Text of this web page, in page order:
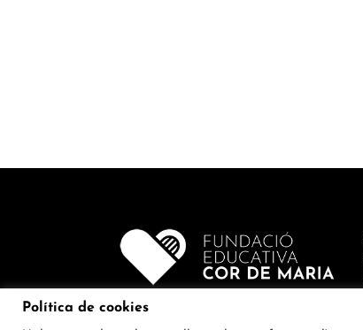
Política de cookies